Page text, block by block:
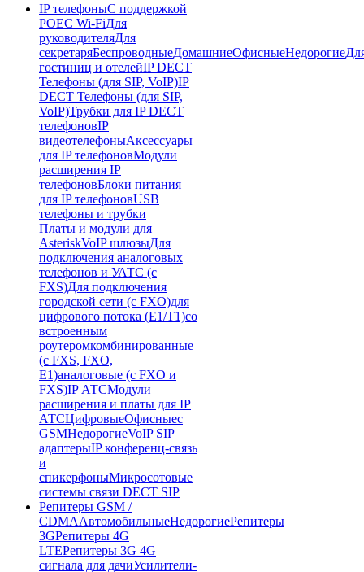
IP телефоныС поддержкой
POEC Wi-FiДля
руководителяДля
секретаряБеспроводныеДомашниеОфисныеНедорогие
гостиниц и отелейIP DECT
Телефоны (для SIP, VoIP)IP
DECT Телефоны (для SIP,
VoIP)Трубки для IP DECT
телефоновIP
видеотелефоныАксессуары
для IP телефоновМодули
расширения IP
телефоновБлоки питания
для IP телефоновUSB
телефоны и трубки
Платы и модули для
AsteriskVoIP шлюзыДля
подключения аналоговых
телефонов и УАТС (с
FXS)Для подключения
городской сети (с FXO)для
цифрового потока (E1/T1)со
встроенным
роутеромкомбинированные
(c FXS, FXO,
E1)аналоговые (с FXO и
FXS)IP АТСМодули
расширения и платы для IP
АТСЦифровыеОфисныес
GSMНедорогиеVoIP SIP
адаптерыIP конференц-связь
и
спикерфоныМикросотовые
системы связи DECT SIP
Репитеры GSM /
CDMAАвтомобильныеНедорогиеРепитеры
3GРепитеры 4G
LTEРепитеры 3G 4G
сигнала для дачиУсилители-